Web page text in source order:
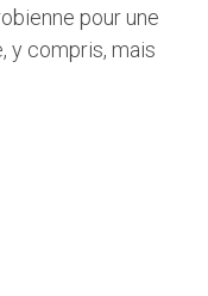
pour une
y compris, mais